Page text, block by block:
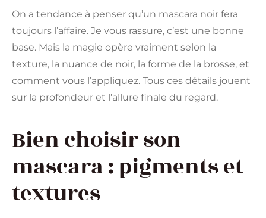
On a tendance à penser qu’un mascara noir fera
toujours l’affaire. Je vous rassure, c’est une bonne
base. Mais la magie opère vraiment selon la
texture, la nuance de noir, la forme de la brosse, et
comment vous l’appliquez. Tous ces détails jouent
sur la profondeur et l’allure finale du regard.
Bien choisir son
mascara : pigments et
textures